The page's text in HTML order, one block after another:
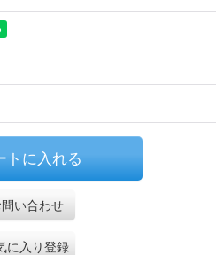
トに入れる
問い合わせ
に入り登録